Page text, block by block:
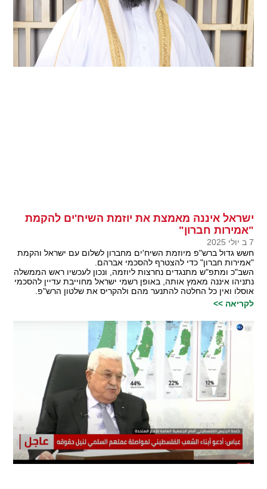
ישראל איננה מאמצת את יוזמת השיח'ים להקמת
"אמירות חברון"
7 ב יולי 2025
חשש גדול ברש"פ מיוזמת השיח'ים מחברון לשלום עם ישראל והקמת
"אמירות חברון" כדי להצטרף להסכמי אברהם.
השב"כ ומתפ"ש מתנגדים נחרצות ליוזמה, ונכון לעכשיו ראש הממשלה
נתניהו איננה מאמץ אותה, באופן רשמי ישראל מחוייבת עדיין להסכמי
אוסלו ואין כל החלטה להתנער מהם ולהקריס את שלטון הרש"פ.
לקריאה >>